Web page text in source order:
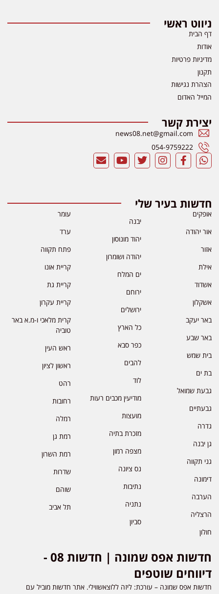
ניווט ראשי
דף הבית
אודות
מדיניות פרטיות
תקנון
הצהרת נגישות
המייל האדום
יצירת קשר
news08.net@gmail.com
054-9759222
חדשות בעיר שלי
אופקים
אור יהודה
אזור
אילת
אשדוד
אשקלון
באר יעקב
באר שבע
בית שמש
בת ים
גבעת שמואל
גבעתיים
גדרה
גן יבנה
גני תקווה
דימונה
הערבה
הרצליה
חולון
יבנה
יהוד מונוסון
יהודה ושומרון
ים המלח
ירוחם
ירושלים
כל הארץ
כפר סבא
להבים
לוד
מודיעין מכבים רעות
מועצות
מזכרת בתיה
מצפה רמון
נס ציונה
נתיבות
נתניה
סביון
עומר
ערד
פתח תקווה
קריית אונו
קריית גת
קריית עקרון
קרית מלאכי ו-מ.א באר
טוביה
ראש העין
ראשון לציון
רהט
רחובות
רמלה
רמת גן
רמת השרון
שדרות
שוהם
תל אביב
חדשות אפס שמונה | חדשות 08 -
דיווחים שוטפים
חדשות אפס שמונה – עורכת: ליזה ללוצאשווילי. אתר חדשות מוביל עם